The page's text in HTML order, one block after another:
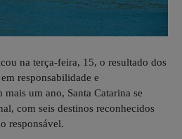
na terça-feira, 15, o resultado dos
responsabilidade e
um ano, Santa Catarina se
com seis destinos reconhecidos
responsável.